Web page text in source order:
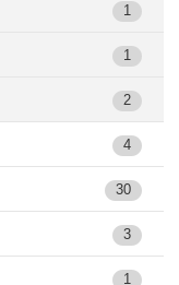
1
1
2
4
30
3
1